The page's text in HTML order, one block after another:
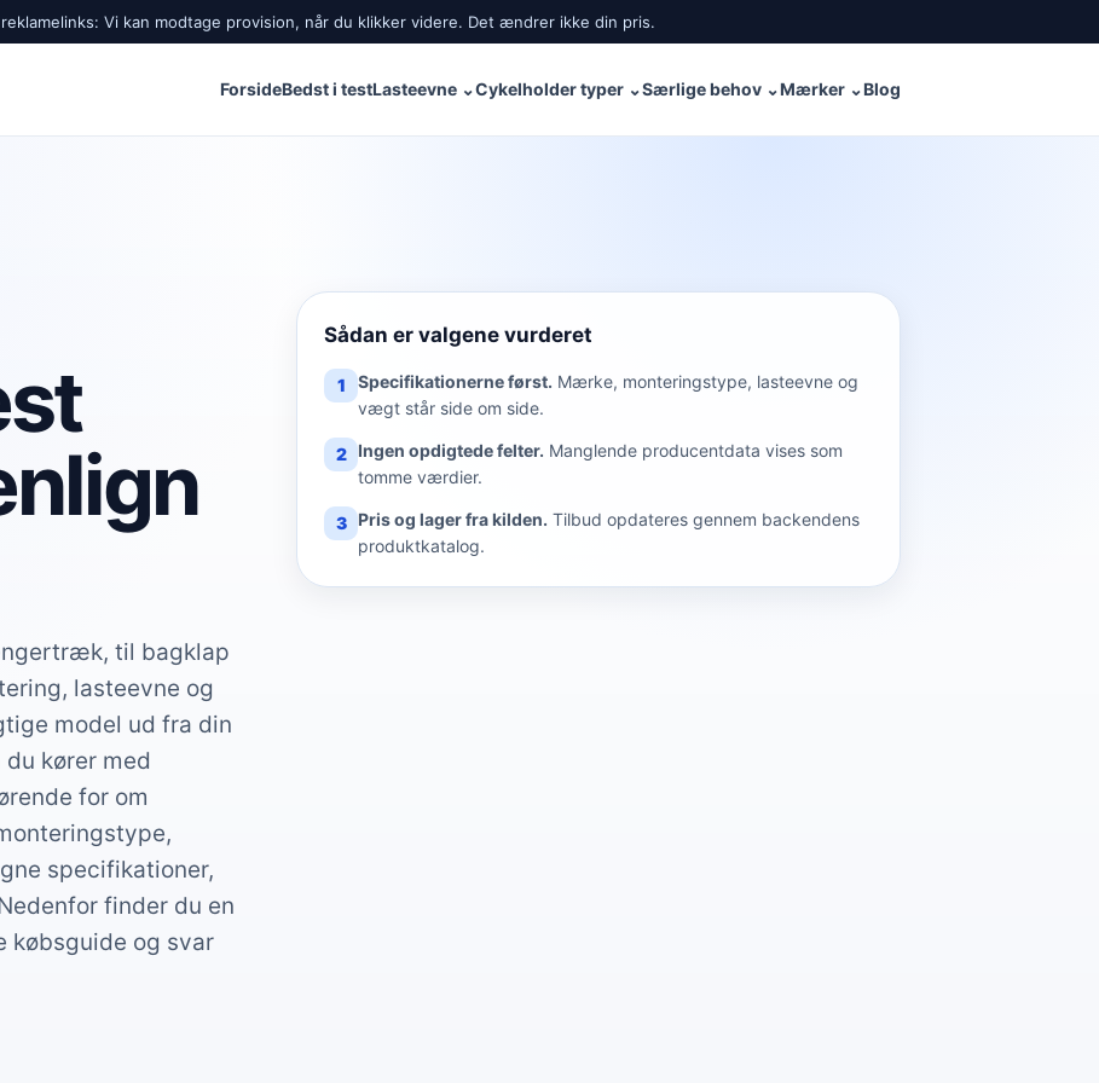
Vi kan modtage provision, når du klikker videre. Det ændrer ikke din pris.
ForsideBedst i testLasteevne ⌄Cykelholder typer ⌄Særlige behov ⌄Mærker ⌄Blog
til bagklap
lasteevne og
model ud fra din
kører med
for om
specifikationer,
finder du en
købsguide og svar
Sådan er valgene vurderet
1 Specifikationerne først. Mærke, monteringstype, lasteevne og
vægt står side om side.
2 Ingen opdigtede felter. Manglende producentdata vises som
tomme værdier.
3 Pris og lager fra kilden. Tilbud opdateres gennem backendens
produktkatalog.